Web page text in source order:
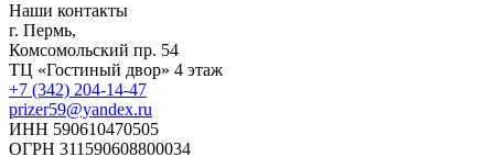
Наши контакты
г. Пермь,
Комсомольский пр. 54
ТЦ «Гостиный двор» 4 этаж
+7 (342) 204-14-47
prizer59@yandex.ru
ИНН 590610470505
ОГРН 311590608800034